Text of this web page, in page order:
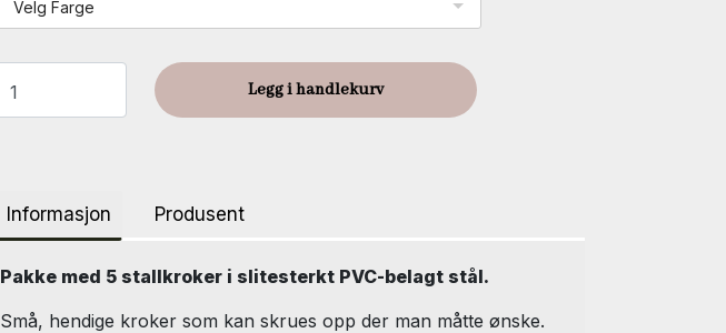
Velg Farge
Legg i handlekurv
Informasjon Produsent
Pakke med 5 stallkroker i slitesterkt PVC-belagt stål.
Små, hendige kroker som kan skrues opp der man måtte ønske.